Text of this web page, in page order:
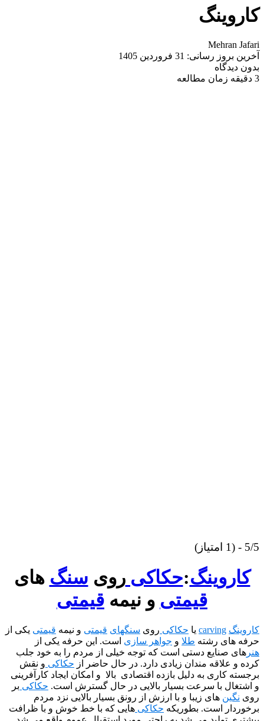
فروردین 1405
:حکاکیروی سنگ های
قیمتیو نیمه قیمتی
یاحکاکیرویسنگهای قیمتیو نیمهقیمتی یکی از
رشته طلاو جواهر سازیاست. این حرفه یکی از
دستی است که توجه خیلی از مردم را به خود جلب
مندان زیادی دارد. در حال حاضر ازحکاکی
و نقش
به دلیل بازده اقتصادی بالا و امکان ایجاد کارآفرینی
با سرعت بسیار بالایی در حال گسترش است.حکاکیبر
های زیبا و با ارزش از رونق بسیار بالایی نزد مردم
است. بطوریکهحکاکیهایی که با خط خوش و با ظرافت